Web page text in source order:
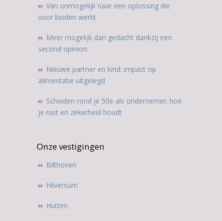
Van onmogelijk naar een oplossing die
voor beiden werkt
Meer mogelijk dan gedacht dankzij een
second opinion
Nieuwe partner en kind: impact op
alimentatie uitgelegd
Scheiden rond je 50e als ondernemer: hoe
je rust en zekerheid houdt
Onze vestigingen
Bilthoven
Hilversum
Huizen